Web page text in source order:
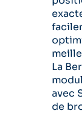
La
avec
de